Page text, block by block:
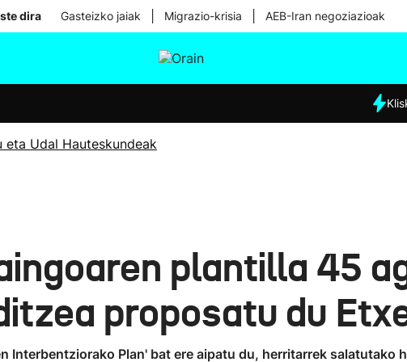
dira Gasteizko jaiak Migrazio-krisia AEB-Iran negoziazioak
Eguraldia
eta Udal Hauteskundeak
plantilla 45
proposatu du
Interbentziorako Plan' bat ere aipatu du, herritarrek salatutako